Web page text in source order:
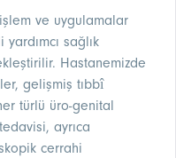
ve uygulamalar
sağlık
Hastanemizde
gelişmiş tıbbî
türlü üro-genital
ayrıca
cerrahi